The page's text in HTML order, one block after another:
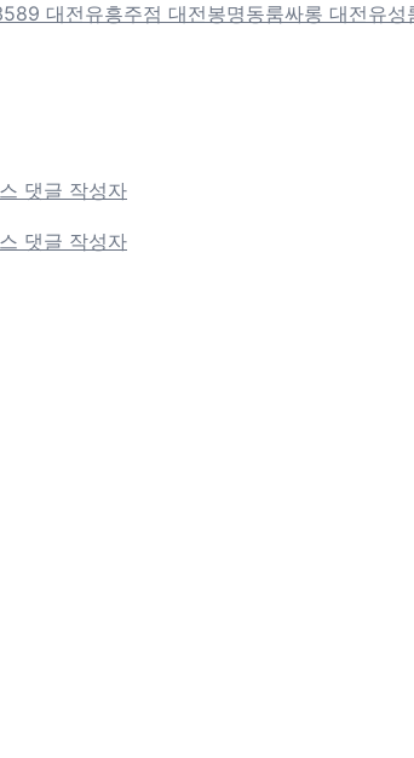
대전유흥주점 대전봉명동룸싸롱 대전유성
댓글 작성자
댓글 작성자